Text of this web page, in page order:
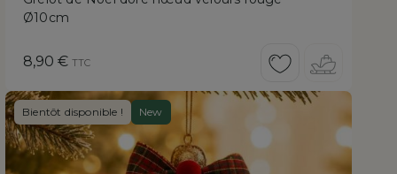
Ø10cm
Prix
8,90 € TTC
Bientôt disponible ! New